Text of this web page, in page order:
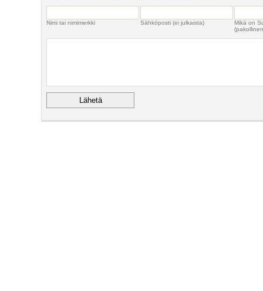
Nimi tai nimimerkki Sähköposti (ei julkaista)
Mikä on